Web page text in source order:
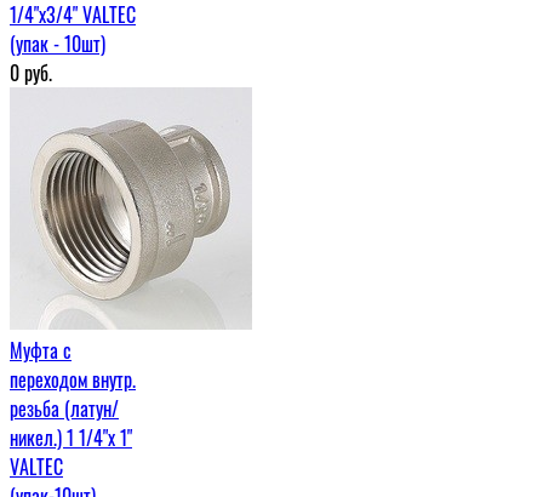
1/4"х3/4" VALTEC
(упак - 10шт)
0руб.
Муфта c
переходом внутр.
резьба (латун/
никел.) 1 1/4"х 1"
VALTEC